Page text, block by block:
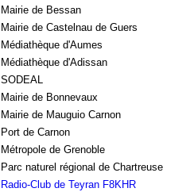
Mairie de Bessan
Mairie de Castelnau de Guers
Médiathèque d'Aumes
Médiathèque d'Adissan
SODEAL
Mairie de Bonnevaux
Mairie de Mauguio Carnon
Port de Carnon
Métropole de Grenoble
Parc naturel régional de Chartreuse
Radio-Club de Teyran F8KHR